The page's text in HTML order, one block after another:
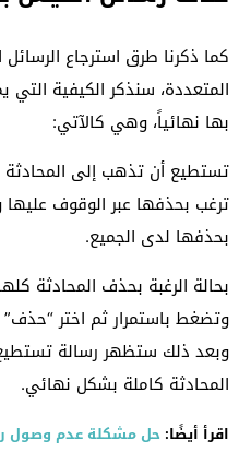
كما ذكرنا طرق استرجاع
المتعددة، سنذكر الكيفية
بها نهائياً، وهي كالآتي:
تستطيع أن تذهب إلى المحادثة
ترغب بحذفها عبر الوقوف
بحذفها لدى الجميع.
بحالة الرغبة بحذف المحادثة
وتضغط باستمرار ثم اختر
وبعد ذلك ستظهر رسالة
المحادثة كاملة بشكل نهائي.
اقرأ أيضًا: حل مشكلة عدم وصول